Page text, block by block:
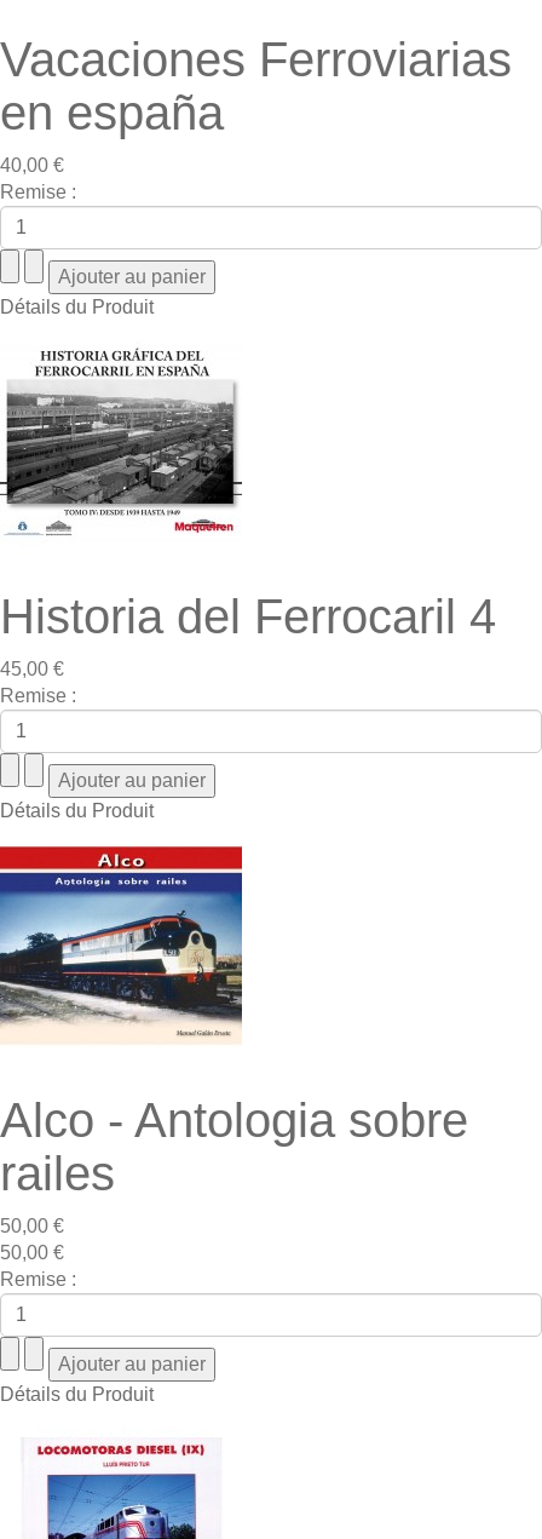
Vacaciones Ferroviarias
en españa
40,00 €
Remise :
Détails du Produit
Historia del Ferrocaril 4
45,00 €
Remise :
Détails du Produit
Alco - Antologia sobre
railes
50,00 €
50,00 €
Remise :
Détails du Produit